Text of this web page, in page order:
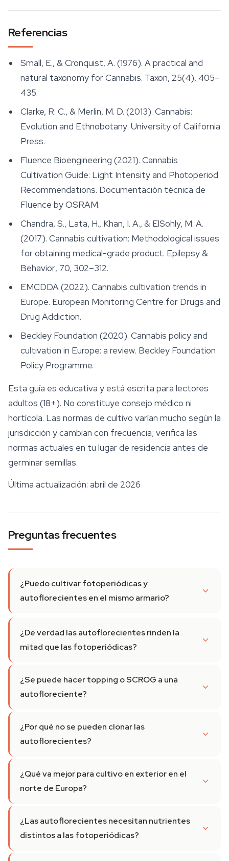
Referencias
Small, E., & Cronquist, A. (1976). A practical and
natural taxonomy forCannabis. Taxon, 25(4), 405–
435.
Clarke, R. C., & Merlin, M. D. (2013). Cannabis:
Evolution and Ethnobotany. University of California
Press.
Fluence Bioengineering (2021). Cannabis
Cultivation Guide: Light Intensity and Photoperiod
Recommendations. Documentación técnica de
Fluence by OSRAM.
Chandra, S., Lata, H., Khan, I. A., & ElSohly, M. A.
(2017). Cannabis cultivation: Methodological issues
for obtaining medical-grade product. Epilepsy &
Behavior, 70, 302–312.
EMCDDA (2022). Cannabis cultivation trends in
Europe. European Monitoring Centre for Drugs and
Drug Addiction.
Beckley Foundation (2020). Cannabis policy and
cultivation in Europe: a review. Beckley Foundation
Policy Programme.
Esta guía es educativa y está escrita para lectores
adultos (18+). No constituye consejo médico ni
hortícola. Las normas de cultivo varían mucho según la
jurisdicción y cambian con frecuencia; verifica las
normas actuales en tu lugar de residencia antes de
germinar semillas.
Última actualización: abril de 2026
Preguntas frecuentes
¿Puedo cultivar fotoperiódicas y
autoflorecientes en el mismo armario?
¿De verdad las autoflorecientes rinden la
mitad que las fotoperiódicas?
¿Se puede hacer topping o SCROG a una
autofloreciente?
¿Por qué no se pueden clonar las
autoflorecientes?
¿Qué va mejor para cultivo en exterior en el
norte de Europa?
¿Las autoflorecientes necesitan nutrientes
distintos a las fotoperiódicas?